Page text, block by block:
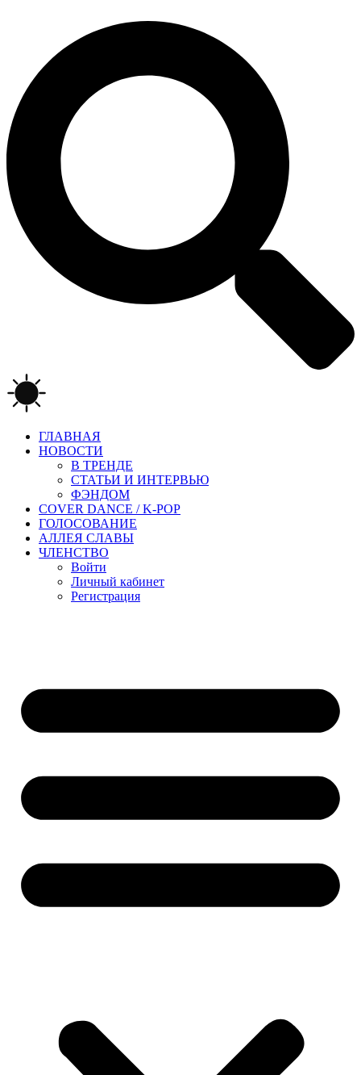
ГЛАВНАЯ
НОВОСТИ
В ТРЕНДЕ
СТАТЬИ И ИНТЕРВЬЮ
ФЭНДОМ
COVER DANCE / K-POP
ГОЛОСОВАНИЕ
АЛЛЕЯ СЛАВЫ
ЧЛЕНСТВО
Войти
Личный кабинет
Регистрация